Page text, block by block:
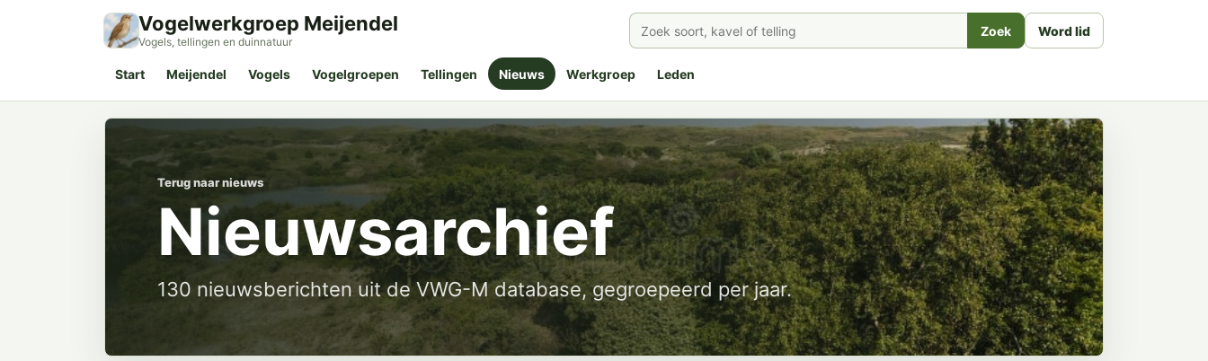
Vogelwerkgroep Meijendel
Vogels, tellingen en duinnatuur
Zoek Word lid
Start Meijendel Vogels Vogelgroepen Tellingen Nieuws Werkgroep Leden
Terug naar nieuws
Nieuwsarchief
130 nieuwsberichten uit de VWG-M database, gegroepeerd per jaar.